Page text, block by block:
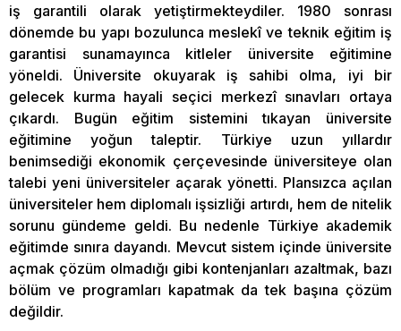
iş garantili olarak yetiştirmekteydiler. 1980 sonrası
dönemde bu yapı bozulunca meslekî ve teknik eğitim iş
garantisi sunamayınca kitleler üniversite eğitimine
yöneldi. Üniversite okuyarak iş sahibi olma, iyi bir
gelecek kurma hayali seçici merkezî sınavları ortaya
çıkardı. Bugün eğitim sistemini tıkayan üniversite
eğitimine yoğun taleptir. Türkiye uzun yıllardır
benimsediği ekonomik çerçevesinde üniversiteye olan
talebi yeni üniversiteler açarak yönetti. Plansızca açılan
üniversiteler hem diplomalı işsizliği artırdı, hem de nitelik
sorunu gündeme geldi. Bu nedenle Türkiye akademik
eğitimde sınıra dayandı. Mevcut sistem içinde üniversite
açmak çözüm olmadığı gibi kontenjanları azaltmak, bazı
bölüm ve programları kapatmak da tek başına çözüm
değildir.